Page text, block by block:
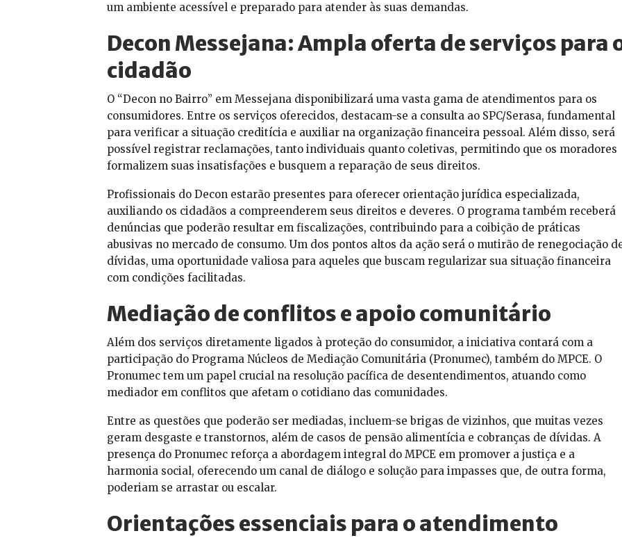
um ambiente acessível e preparado para atender às suas demandas.
Decon Messejana: Ampla oferta de serviços para
cidadão
O “Decon no Bairro” em Messejana disponibilizará uma vasta gama de atendimentos para os
consumidores. Entre os serviços oferecidos, destacam-se a consulta ao SPC/Serasa, fundamental
para verificar a situação creditícia e auxiliar na organização financeira pessoal. Além disso, será
possível registrar reclamações, tanto individuais quanto coletivas, permitindo que os moradores
formalizem suas insatisfações e busquem a reparação de seus direitos.
Profissionais do Decon estarão presentes para oferecer orientação jurídica especializada,
auxiliando os cidadãos a compreenderem seus direitos e deveres. O programa também receberá
denúncias que poderão resultar em fiscalizações, contribuindo para a coibição de práticas
abusivas no mercado de consumo. Um dos pontos altos da ação será o mutirão de renegociação
dívidas, uma oportunidade valiosa para aqueles que buscam regularizar sua situação financeira
com condições facilitadas.
Mediação de conflitos e apoio comunitário
Além dos serviços diretamente ligados à proteção do consumidor, a iniciativa contará com a
participação do Programa Núcleos de Mediação Comunitária (Pronumec), também do MPCE. O
Pronumec tem um papel crucial na resolução pacífica de desentendimentos, atuando como
mediador em conflitos que afetam o cotidiano das comunidades.
Entre as questões que poderão ser mediadas, incluem-se brigas de vizinhos, que muitas vezes
geram desgaste e transtornos, além de casos de pensão alimentícia e cobranças de dívidas. A
presença do Pronumec reforça a abordagem integral do MPCE em promover a justiça e a
harmonia social, oferecendo um canal de diálogo e solução para impasses que, de outra forma,
poderiam se arrastar ou escalar.
Orientações essenciais para o atendimento